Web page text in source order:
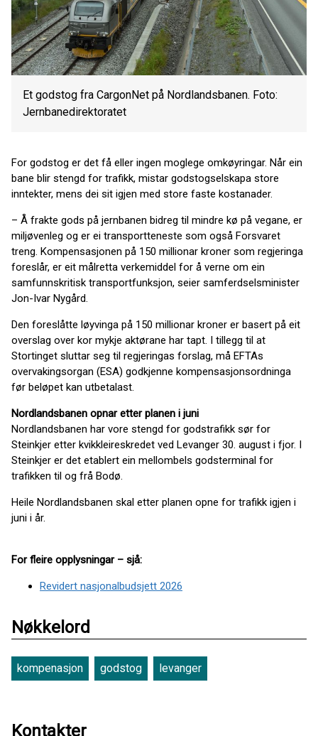
Et godstog fra CargonNet på Nordlandsbanen. Foto:
Jernbanedirektoratet
For godstog er det få eller ingen moglege omkøyringar. Når ein
bane blir stengd for trafikk, mistar godstogselskapa store
inntekter, mens dei sit igjen med store faste kostanader.
– Å frakte gods på jernbanen bidreg til mindre kø på vegane, er
miljøvenleg og er ei transportteneste som også Forsvaret
treng. Kompensasjonen på 150 millionar kroner som regjeringa
foreslår, er eit målretta verkemiddel for å verne om ein
samfunnskritisk transportfunksjon, seier samferdselsminister
Jon-Ivar Nygård.
Den foreslåtte løyvinga på 150 millionar kroner er basert på eit
overslag over kor mykje aktørane har tapt. I tillegg til at
Stortinget sluttar seg til regjeringas forslag, må EFTAs
overvakingsorgan (ESA) godkjenne kompensasjonsordninga
før beløpet kan utbetalast.
Nordlandsbanen opnar etter planen i juni
Nordlandsbanen har vore stengd for godstrafikk sør for
Steinkjer etter kvikkleireskredet ved Levanger 30. august i fjor. I
Steinkjer er det etablert ein mellombels godsterminal for
trafikken til og frå Bodø.
Heile Nordlandsbanen skal etter planen opne for trafikk igjen i
juni i år.
For fleire opplysningar – sjå:
Revidert nasjonalbudsjett 2026
Nøkkelord
kompenasjon godstog levanger
Kontakter